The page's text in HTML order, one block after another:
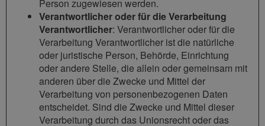
Person zugewiesen werden.
Verantwortlicher oder für die Verarbeitung
Verantwortlicher: Verantwortlicher oder für die
Verarbeitung Verantwortlicher ist die natürliche
oder juristische Person, Behörde, Einrichtung
oder andere Stelle, die allein oder gemeinsam mit
anderen über die Zwecke und Mittel der
Verarbeitung von personenbezogenen Daten
entscheidet. Sind die Zwecke und Mittel dieser
Verarbeitung durch das Unionsrecht oder das